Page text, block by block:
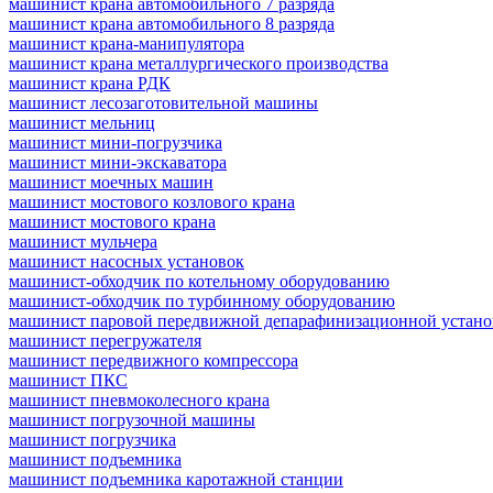
машинист крана автомобильного 8 разряда
машинист крана-манипулятора
машинист крана металлургического производства
машинист крана РДК
машинист лесозаготовительной машины
машинист мельниц
машинист мини-погрузчика
машинист мини-экскаватора
машинист моечных машин
машинист мостового козлового крана
машинист мостового крана
машинист мульчера
машинист насосных установок
машинист-обходчик по котельному оборудованию
машинист-обходчик по турбинному оборудованию
машинист паровой передвижной депарафинизационной
машинист перегружателя
машинист передвижного компрессора
машинист ПКС
машинист пневмоколесного крана
машинист погрузочной машины
машинист погрузчика
машинист подъемника
машинист подъемника каротажной станции